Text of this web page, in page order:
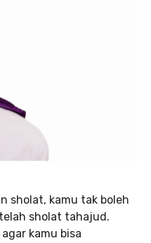
sholat, kamu tak boleh
sholat tahajud.
kamu bisa